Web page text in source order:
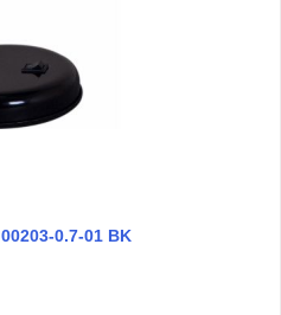
00203-0.7-01 BK